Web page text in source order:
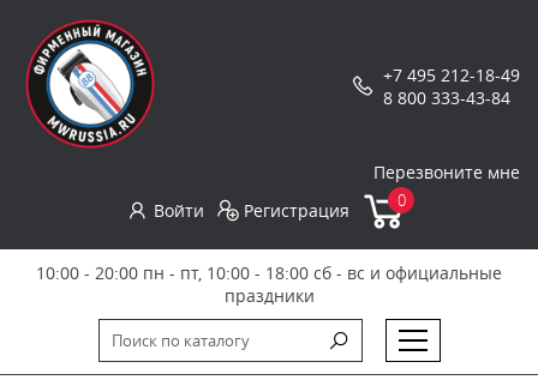
+7 495 212-18-49
8 800 333-43-84
Перезвоните мне
Войти
Регистрация 0
10:00 - 20:00 пн - пт, 10:00 - 18:00 сб - вс и официальные
праздники